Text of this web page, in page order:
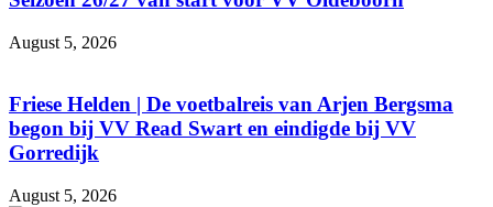
August 5, 2026
Friese Helden | De voetbalreis van Arjen Bergsma
begon bij VV Read Swart en eindigde bij VV
Gorredijk
August 5, 2026